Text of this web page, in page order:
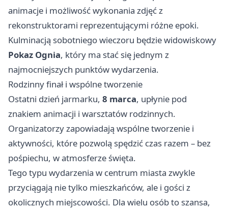
animacje i możliwość wykonania zdjęć z
rekonstruktorami reprezentującymi różne epoki.
Kulminacją sobotniego wieczoru będzie widowiskowy
Pokaz Ognia, który ma stać się jednym z
najmocniejszych punktów wydarzenia.
Rodzinny finał i wspólne tworzenie
Ostatni dzień jarmarku, 8 marca, upłynie pod
znakiem animacji i warsztatów rodzinnych.
Organizatorzy zapowiadają wspólne tworzenie i
aktywności, które pozwolą spędzić czas razem – bez
pośpiechu, w atmosferze święta.
Tego typu wydarzenia w centrum miasta zwykle
przyciągają nie tylko mieszkańców, ale i gości z
okolicznych miejscowości. Dla wielu osób to szansa,